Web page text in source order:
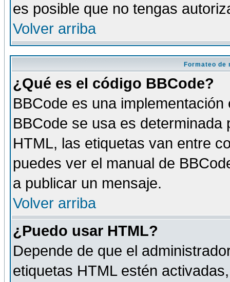
es posible que no tengas
Volver arriba
Formateo de
¿Qué es el código BBCode?
BBCode es una
BBCode se usa es
HTML, las etiquetas van entre
puedes ver el manual de
a publicar un mensaje.
Volver arriba
¿Puedo usar HTML?
Depende de que el
etiquetas HTML estén